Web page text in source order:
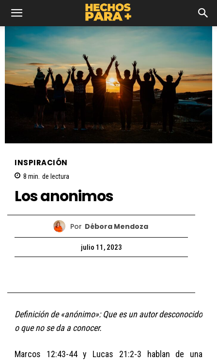
INSPIRACIÓN
8 min. de lectura
Los anonimos
Por Débora Mendoza
julio 11, 2023
Definición de «anónimo»: Que es un autor desconocido
o que no se da a conocer.
Marcos 12:43-44 y Lucas 21:2-3 hablan de una